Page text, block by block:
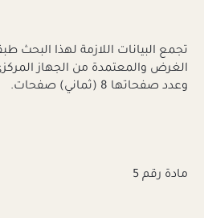
تجمع البيانات اللازمة لهذا البحث
الغرض والمعتمدة من الجهاز
وعدد صفحاتها 8 (ثماني) صفحات.
مادة رقم 5